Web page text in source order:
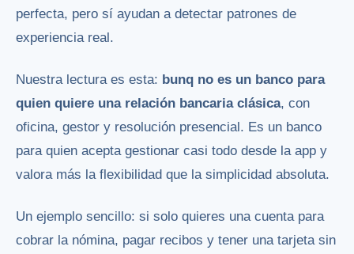
perfecta, pero sí ayudan a detectar patrones de
experiencia real.
Nuestra lectura es esta: bunq no es un banco para
quien quiere una relación bancaria clásica, con
oficina, gestor y resolución presencial. Es un banco
para quien acepta gestionar casi todo desde la app y
valora más la flexibilidad que la simplicidad absoluta.
Un ejemplo sencillo: si solo quieres una cuenta para
cobrar la nómina, pagar recibos y tener una tarjeta sin